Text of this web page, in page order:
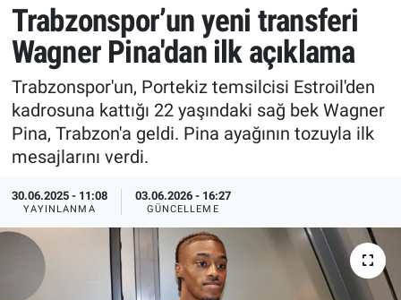
Trabzonspor’un yeni transferi
Wagner Pina'dan ilk açıklama
Trabzonspor'un, Portekiz temsilcisi Estroil'den
kadrosuna kattığı 22 yaşındaki sağ bek Wagner
Pina, Trabzon'a geldi. Pina ayağının tozuyla ilk
mesajlarını verdi.
30.06.2025 - 11:08
YAYINLANMA
03.06.2026 - 16:27
GÜNCELLEME
Erişim Bilgileri
Ekonomi
Trend
Özel Haberler
Yazarlar
Erişim Bilgileri
Spor
Ekonomi
Dünya
Medya
Özel Haberler
Erişim Bilgileri
Tüm Manşetler
Son Dakika Haberleri
Haber Arşivi